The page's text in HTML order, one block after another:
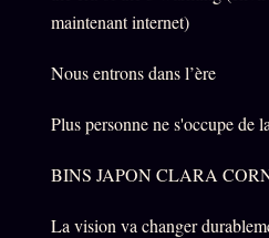
maintenant internet)
Nous entrons dans l’ère
Plus personne ne s'occupe de
BINS JAPON CLARA
La vision va changer